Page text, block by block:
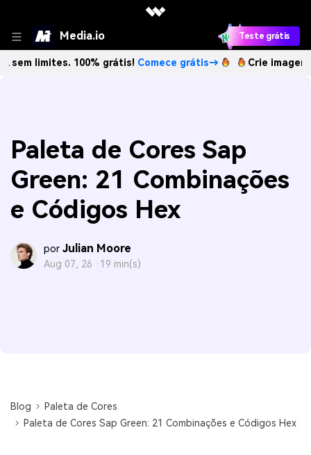
Media.io Teste grátis
100% grátis!Comece grátis→ Crie imagens com IA
Paleta de Cores Sap
Green: 21 Combinações
e Códigos Hex
por Julian Moore
Aug 07, 26 · 19 min(s)
Blog
Paleta de Cores
Paleta de Cores Sap Green: 21 Combinações e Códigos Hex